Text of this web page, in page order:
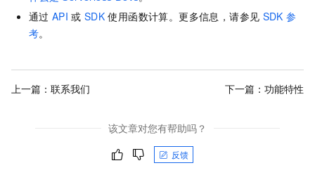
通过 API 或 SDK 使用函数计算。更多信息，请参见 SDK 参
考。
上一篇： 联系我们 下一篇： 功能特性
该文章对您有帮助吗？
反馈